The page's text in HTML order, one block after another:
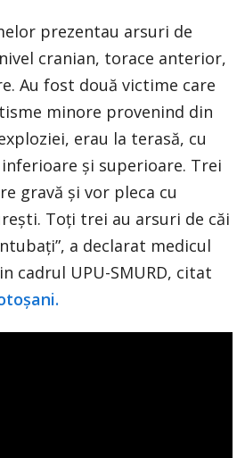
prezentau arsuri de
cranian, torace anterior,
Au fost două victime care
minore provenind din
erau la terasă, cu
şi superioare. Trei
gravă şi vor pleca cu
Toţi trei au arsuri de căi
a declarat medicul
cadrul UPU-SMURD, citat